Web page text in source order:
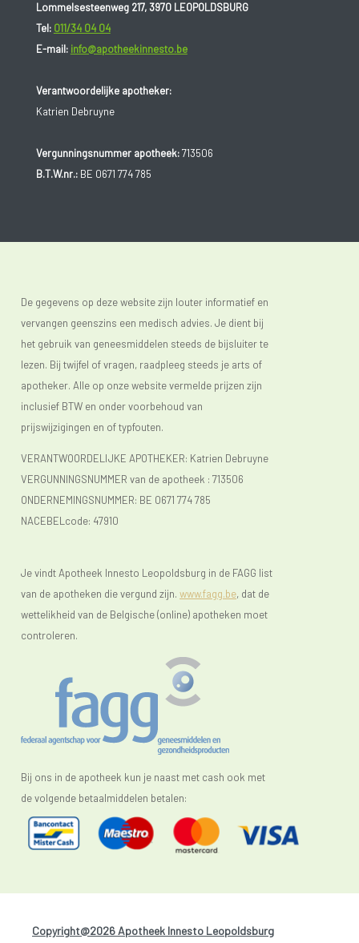
Lommelsesteenweg 217, 3970 LEOPOLDSBURG
Tel: 011/34 04 04
E-mail: info@apotheekinnesto.be
Verantwoordelijke apotheker:
Katrien Debruyne
Vergunningsnummer apotheek:713506
B.T.W.nr.:BE 0671 774 785
De gegevens op deze website zijn louter informatief en
vervangen geenszins een medisch advies. Je dient bij
het gebruik van geneesmiddelen steeds de bijsluiter te
lezen. Bij twijfel of vragen, raadpleeg steeds je arts of
apotheker. Alle op onze website vermelde prijzen zijn
inclusief BTW en onder voorbehoud van
prijswijzigingen en of typfouten.
VERANTWOORDELIJKE APOTHEKER: Katrien Debruyne
VERGUNNINGSNUMMER van de apotheek : 713506
ONDERNEMINGSNUMMER: BE 0671 774 785
NACEBELcode: 47910
Je vindt Apotheek Innesto Leopoldsburg in de FAGG list
van de apotheken die vergund zijn. www.fagg.be, dat de
wettelikheid van de Belgische (online) apotheken moet
controleren.
Bij ons in de apotheek kun je naast met cash ook met
de volgende betaalmiddelen betalen:
Copyright@2026 Apotheek Innesto Leopoldsburg